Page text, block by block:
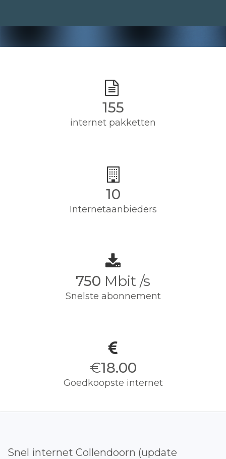
155
internet pakketten
10
Internetaanbieders
750 Mbit /s
Snelste abonnement
€18.00
Goedkoopste internet
Snel internet Collendoorn (update